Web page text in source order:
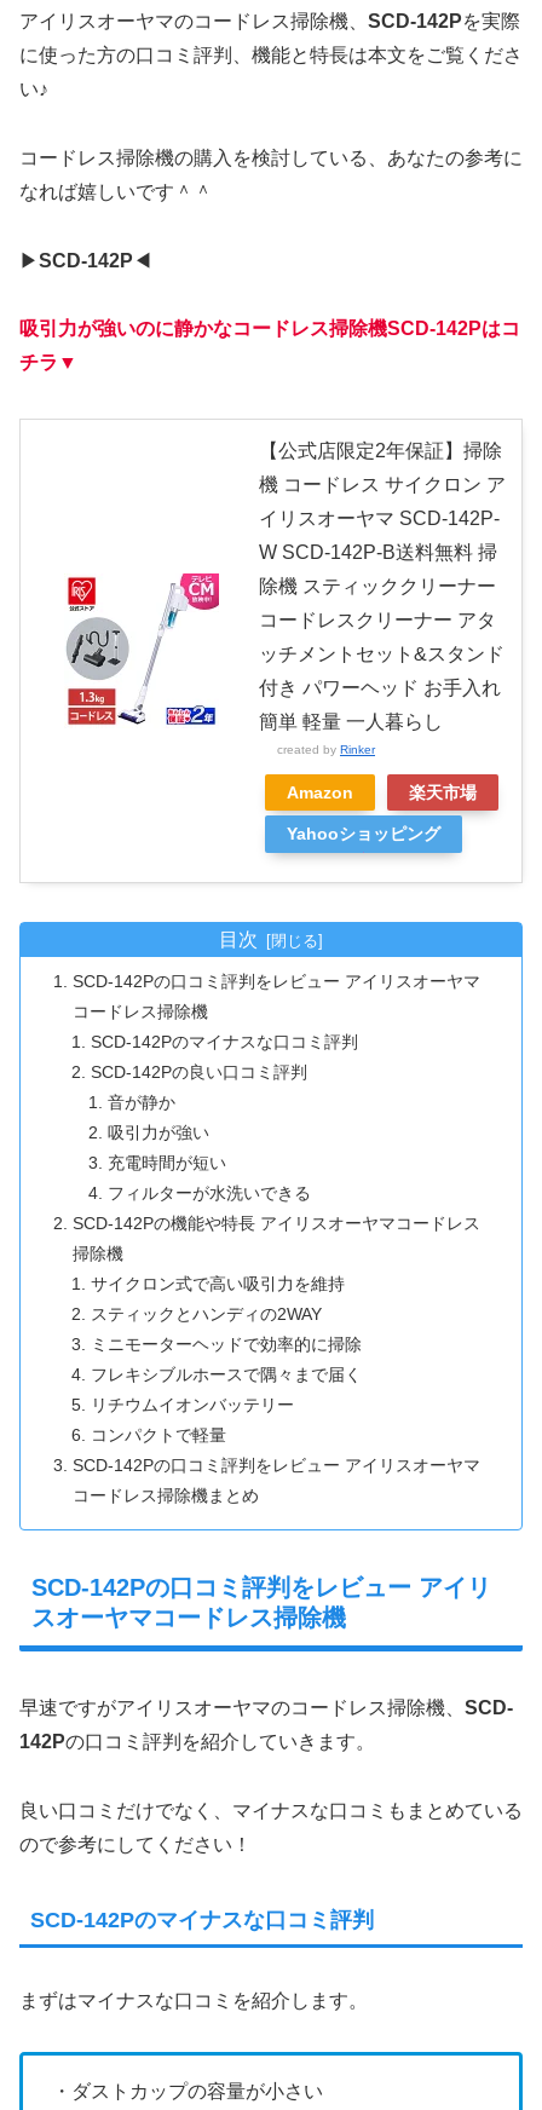
アイリスオーヤマのコードレス掃除機、 SCD-142Pを実際
に使った方の口コミ評判、機能と特長は本文をご覧くださ
い♪
コードレス掃除機の購入を検討している、あなたの参考に
なれば嬉しいです＾＾
▶︎SCD-142P ◀︎
吸引力が強いのに静かなコードレス掃除機SCD-142Pはコ
チラ▼
【公式店限定2年保証】掃除
機 コードレス サイクロン ア
イリスオーヤマ SCD-142P-
W SCD-142P-B送料無料 掃
除機 スティッククリーナー
コードレスクリーナー アタ
ッチメントセット&スタンド
付き パワーヘッド お手入れ
簡単 軽量 一人暮らし
created by Rinker
Amazon 楽天市場
Yahooショッピング
目次
SCD-142Pの口コミ評判をレビュー アイリスオーヤマ
コードレス掃除機
SCD-142Pのマイナスな口コミ評判
SCD-142Pの良い口コミ評判
音が静か
吸引力が強い
充電時間が短い
フィルターが水洗いできる
SCD-142Pの機能や特長 アイリスオーヤマコードレス
掃除機
サイクロン式で高い吸引力を維持
スティックとハンディの2WAY
ミニモーターヘッドで効率的に掃除
フレキシブルホースで隅々まで届く
リチウムイオンバッテリー
コンパクトで軽量
SCD-142Pの口コミ評判をレビュー アイリスオーヤマ
コードレス掃除機まとめ
SCD-142Pの口コミ評判をレビュー アイリ
スオーヤマコードレス掃除機
早速ですがアイリスオーヤマのコードレス掃除機、 SCD-
142Pの口コミ評判を紹介していきます。
良い口コミだけでなく、マイナスな口コミもまとめている
ので参考にしてください！
SCD-142Pのマイナスな口コミ評判
まずはマイナスな口コミを紹介します。
・ダストカップの容量が小さい